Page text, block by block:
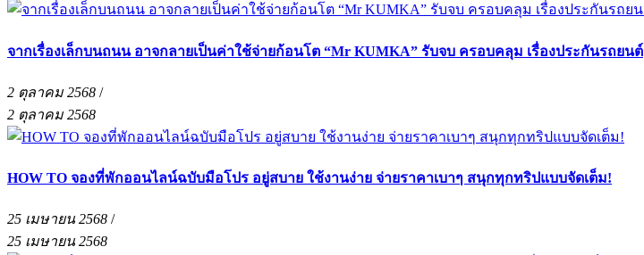
จากเรื่องเล็กบนถนน อาจกลายเป็นค่าใช้จ่ายก้อนโต “Mr KUMKA” รับจบ ครอบคลุม เรื่องประกันรถยนต์
2 ตุลาคม 2568 /
2 ตุลาคม 2568
HOW TO จองที่พักออนไลน์ฉบับมือโปร อยู่สบาย ใช้งานง่าย จ่ายราคาเบาๆ สนุกทุกทริปแบบจัดเต็ม!
25 เมษายน 2568 /
25 เมษายน 2568